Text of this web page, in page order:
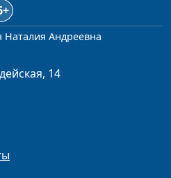
Наталия Андреевна
14